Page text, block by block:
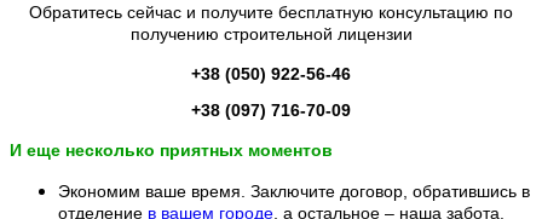
Обратитесь сейчас и получите бесплатную консультацию по
получению строительной лицензии
+38 (050) 922-56-46
+38 (097) 716-70-09
И еще несколько приятных моментов
Экономим ваше время. Заключите договор, обратившись в
отделение в вашем городе , а остальное – наша забота.